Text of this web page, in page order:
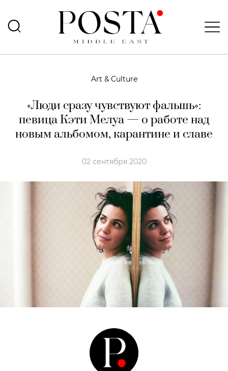
Art & Culture
«Люди сразу чувствуют фальшь»:
певица Кэти Мелуа — о работе над
новым альбомом, карантине и славе
02 сентября 2020